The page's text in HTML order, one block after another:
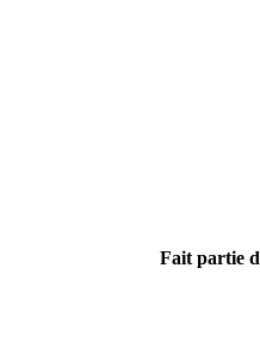
Fait partie